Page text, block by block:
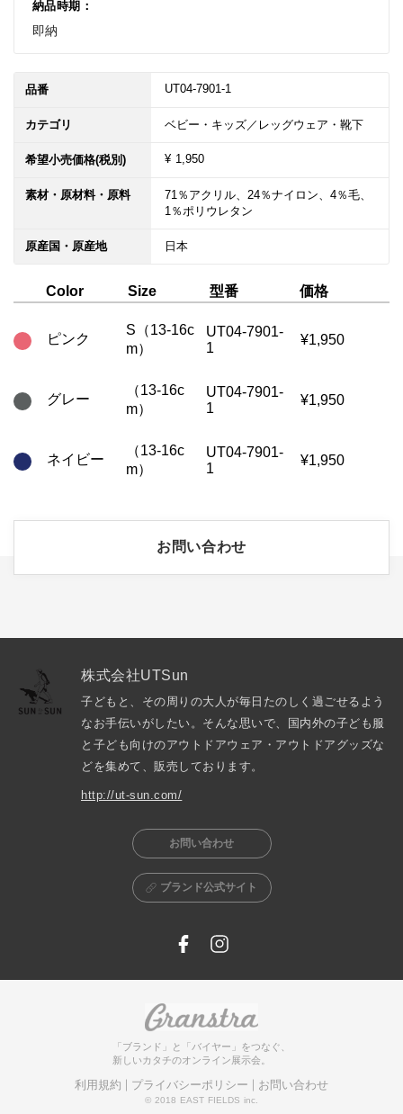
納品時期：
即納
品番 UT04-7901-1
カテゴリ ベビー・キッズ／レッグウェア・靴下
希望小売価格(税別) ¥ 1,950
素材・原材料・原料
71％アクリル、24％ナイロン、4％毛、
1％ポリウレタン
原産国・原産地 日本
Color Size 型番 価格
ピンク
S（13-16c
m）
UT04-7901-
1
¥1,950
グレー
（13-16c
m）
UT04-7901-
1
¥1,950
ネイビー
（13-16c
m）
UT04-7901-
1
¥1,950
お問い合わせ
株式会社UTSun
子どもと、その周りの大人が毎日たのしく過ごせるよう
なお手伝いがしたい。そんな思いで、国内外の子ども服
と子ども向けのアウトドアウェア・アウトドアグッズな
どを集めて、販売しております。
http://ut-sun.com/
お問い合わせ
ブランド公式サイト
「ブランド」と「バイヤー」をつなぐ、
新しいカタチのオンライン展示会。
利用規約 プライバシーポリシー お問い合わせ
© 2018 EAST FIELDS inc.